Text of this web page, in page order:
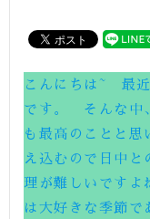
こんにちは~ 最
です。 そんな中
も最高のことと
え込むので日中と
理が難しいです
は大好きな季節で